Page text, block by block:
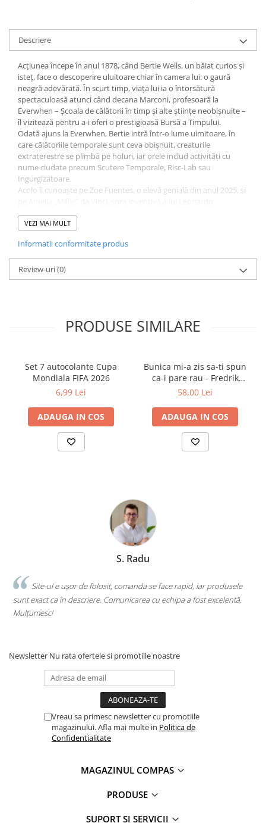
Descriere
Acțiunea începe în anul 1878, când Bertie Wells, un băiat curios și
isteț, face o descoperire uluitoare chiar în camera lui: o gaură
neagră adevărată. În scurt timp, viața lui ia o întorsătură
spectaculoasă atunci când decana Marconi, profesoară la
Everwhen – Școala de călătorii în timp și alte științe neobișnuite –
îl vizitează pentru a-i oferi o prestigioasă Bursă a Timpului.
Odată ajuns la Everwhen, Bertie intră într-o lume uimitoare, în
care călătoriile temporale sunt ceva obișnuit, creaturile
extraterestre se plimbă pe holuri, iar orele includ activități cu
nume ciudate precum Scutere Temporale, Risc-Lab sau
Ingurgizatoare.
Acolo îi cunoaște pe Zoe Fuentes, o elevă genială din anul 2025, și
Împreună formează un trio plin de energie, ingeniozitate și
curiozitate.
pericol. O forță misterioasă amenință țesătura Realității, riscând
să distrugă trecutul, prezentul și viitorul. Bertie, Zoe și Millie
pornesc într-o aventură plină de suspans pentru a identifica
sursa răului și a salva tot ce există.
prietenie, curaj și puterea de a crede în lucruri imposibile.
VEZI MAI MULT
Informatii conformitate produs
Review-uri(0)
PRODUSE SIMILARE
Set 7 autocolante Cupa
Mondiala FIFA 2026
6,99 Lei
ADAUGA IN COS
Bunica mi-a zis sa-ti spun
ca-i pare rau - Fredrik
Backman
58,00 Lei
ADAUGA IN COS
ușor de folosit, comanda se face rapid, iar produsele
în descriere. Comunicarea cu echipa a fost excelentă.
Am
singură
Newsletter Nu rata ofertele si promotiile noastre
Vreau sa primesc newsletter cu promotiile
magazinului. Afla mai multe in Politica de
Confidentialitate
MAGAZINUL COMPAS
PRODUSE
SUPORT ȘI SERVICII